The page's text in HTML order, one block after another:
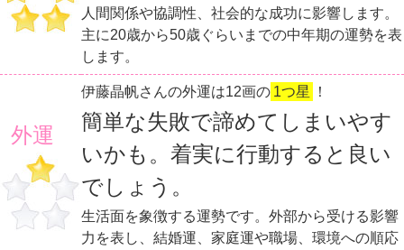
人間関係や協調性、社会的な成功に影響します。
主に20歳から50歳ぐらいまでの中年期の運勢を表
します。
外運
伊藤晶帆さんの外運は12画の 1つ星 ！
簡単な失敗で諦めてしまいやす
いかも。着実に行動すると良い
でしょう。
生活面を象徴する運勢です。外部から受ける影響
力を表し、結婚運、家庭運や職場、環境への順応